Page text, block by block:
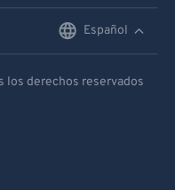
Español
los derechos reservados